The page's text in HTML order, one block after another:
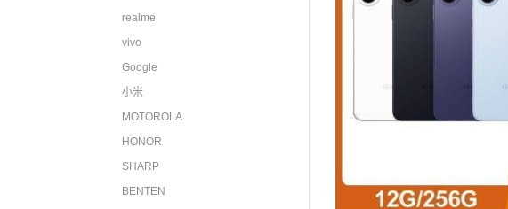
realme
vivo
Google
小米
MOTOROLA
HONOR
SHARP
BENTEN